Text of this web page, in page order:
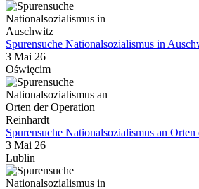
Spurensuche Nationalsozialismus in
3 Mai 26
Oświęcim
Spurensuche Nationalsozialismus an
3 Mai 26
Lublin